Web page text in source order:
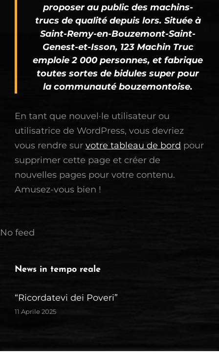
proposer au public des machins-
trucs de qualité depuis lors. Située à
Saint-Remy-en-Bouzemont-Saint-
Genest-et-Isson, 123 Machin Truc
emploie 2 000 personnes, et fabrique
toutes sortes de bidules super pour
la communauté bouzemontoise.
En tant que nouvel·le utilisateur ou
utilisatrice de WordPress, vous devriez
vous rendre sur votre tableau de bord pour
supprimer cette page et créer de
nouvelles pages pour votre contenu.
Amusez-vous bien !
No feed
News in tempo reale
“Ricordatevi dei Poveri”
11 Aprile 2025